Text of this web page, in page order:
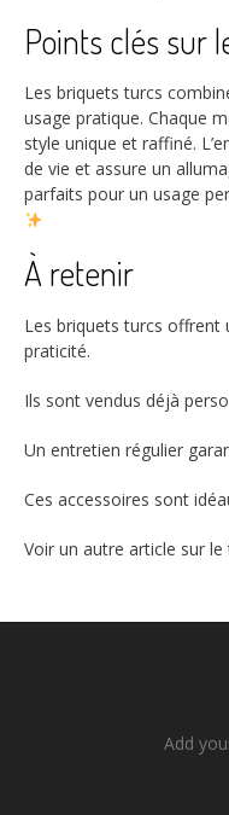
Points clés sur
Les briquets turcs
usage pratique. Chaque
style unique et raffiné.
de vie et assure un
parfaits pour un usage
À retenir
Les briquets turcs offrent
praticité.
Ils sont vendus déjà
Un entretien régulier
Ces accessoires sont
Voir un autre article sur
Add